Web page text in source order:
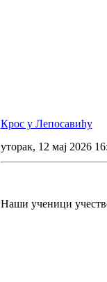
Крос у Лепосавићу
уторак, 12 мај 2026
Наши ученици